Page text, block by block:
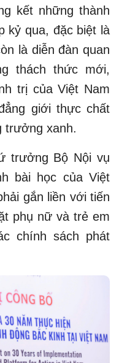
kết những thành
kỷ qua, đặc biệt là
là diễn đàn quan
thách thức mới,
trị của Việt Nam
giới thực chất
trưởng xanh.
trưởng Bộ Nội vụ
bài học của Việt
gắn liền với tiến
phụ nữ và trẻ em
chính sách phát